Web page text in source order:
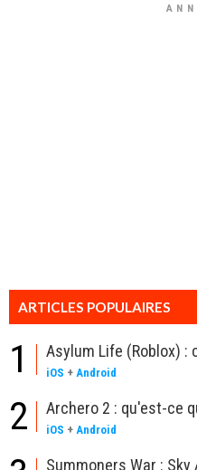
ARTICLES POPULAIRES
1 Asylum Life (Roblox) :
iOS + Android
2 Archero 2 : qu'est-ce
iOS + Android
Summoners War :